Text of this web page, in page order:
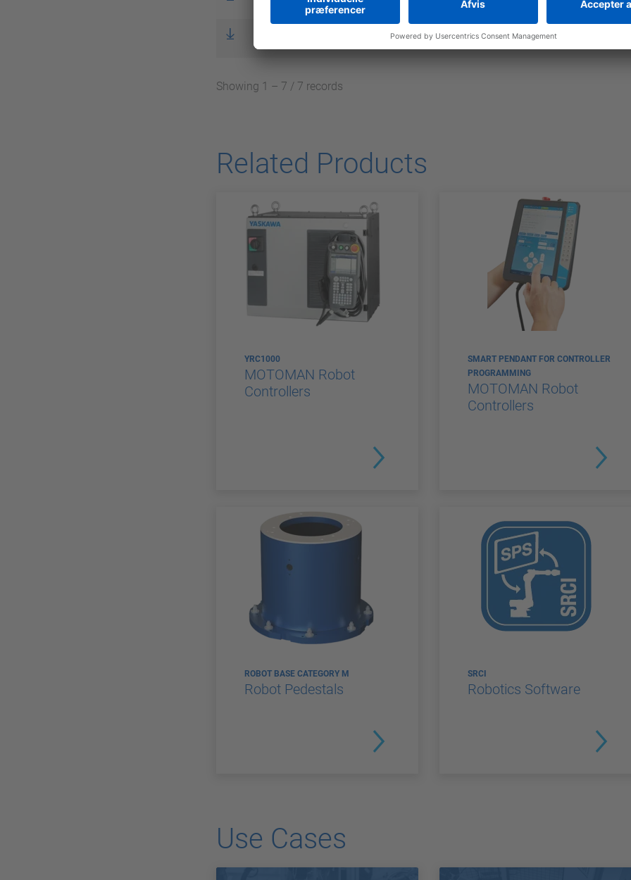
CAD/CAE
Showing 1 – 7 / 7 records
Related Products
YRC1000
MOTOMAN Robot
Controllers
SMART PENDANT FOR CONTROLLER
PROGRAMMING
MOTOMAN Robot
Controllers
ROBOT BASE CATEGORY M
Robot Pedestals
SRCI
Robotics Software
Use Cases